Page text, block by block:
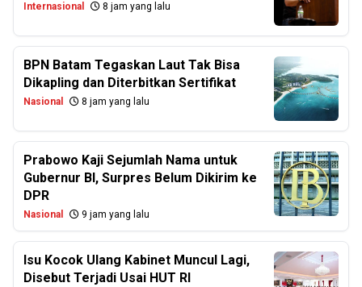
Internasional 8 jam yang lalu
BPN Batam Tegaskan Laut Tak Bisa
Dikapling dan Diterbitkan Sertifikat
Nasional 8 jam yang lalu
Prabowo Kaji Sejumlah Nama untuk
Gubernur BI, Surpres Belum Dikirim ke
DPR
Nasional 9 jam yang lalu
Isu Kocok Ulang Kabinet Muncul Lagi,
Disebut Terjadi Usai HUT RI